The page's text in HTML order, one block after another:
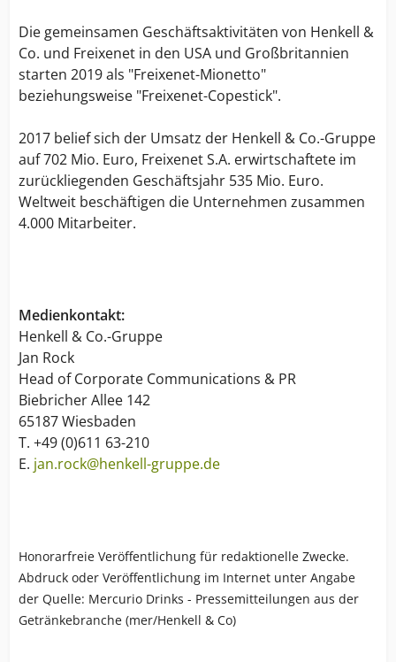
Die gemeinsamen Geschäftsaktivitäten von Henkell &
Co. und Freixenet in den USA und Großbritannien
starten 2019 als "Freixenet-Mionetto"
beziehungsweise "Freixenet-Copestick".
2017 belief sich der Umsatz der Henkell & Co.-Gruppe
auf 702 Mio. Euro, Freixenet S.A. erwirtschaftete im
zurückliegenden Geschäftsjahr 535 Mio. Euro.
Weltweit beschäftigen die Unternehmen zusammen
4.000 Mitarbeiter.
Medienkontakt:
Henkell & Co.-Gruppe
Jan Rock
Head of Corporate Communications & PR
Biebricher Allee 142
65187 Wiesbaden
T. +49 (0)611 63-210
E. jan.rock@henkell-gruppe.de
Honorarfreie Veröffentlichung für redaktionelle Zwecke.
Abdruck oder Veröffentlichung im Internet unter Angabe
der Quelle: Mercurio Drinks - Pressemitteilungen aus der
Getränkebranche (mer/Henkell & Co)